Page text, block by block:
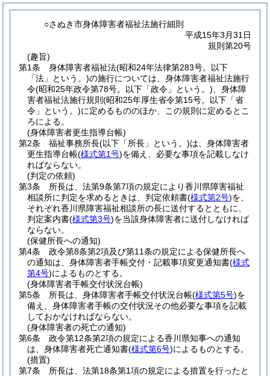
○さぬき市身体障害者福祉法施行細則
平成15年3月31日
規則第20号
(趣旨)
第1条
身体障害者福祉法(昭和24年法律第283号。以下
「法」という。)の施行については、身体障害者福祉法施行
令(昭和25年政令第78号。以下「政令」という。) 、身体障
害者福祉法施行規則 (昭和25年厚生省令第15号。以下「省
令」という。)に定めるもののほか、この規則に定めるとこ
ろによる。
(身体障害者更生指導台帳)
第2条
福祉事務所長(以下「所長」という。)は、身体障害者
更生指導台帳(様式第1号)を備え、必要な事項を記載しなけ
ればならない。
(判定の依頼)
第3条
所長は、法第9条第7項の規定により香川県障害福祉
相談所に判定を求めるときは、判定依頼書(様式第2号)を、
それぞれ香川県障害福祉相談所の長に送付するとともに、
判定案内書(様式第3号)を当該身体障害者に送付しなければ
ならない。
(保健所長への通知)
第4条
政令第8条第2項及び第11条の規定による保健所長へ
の通知は、身体障害者手帳交付・記載事項変更通知書(様式
第4号)によるものとする。
(身体障害者手帳交付状況台帳)
第5条
所長は、身体障害者手帳交付状況台帳(様式第5号)を
備え、身体障害者手帳の交付状況その他必要な事項を記載
しておかなければならない。
(身体障害者の死亡の通知)
第6条
政令第12条第2項の規定による香川県知事への通知
は、身体障害者死亡通知書(様式第6号)によるものとする。
(措置)
第7条
所長は、法第18条第1項の規定による措置を行ったと